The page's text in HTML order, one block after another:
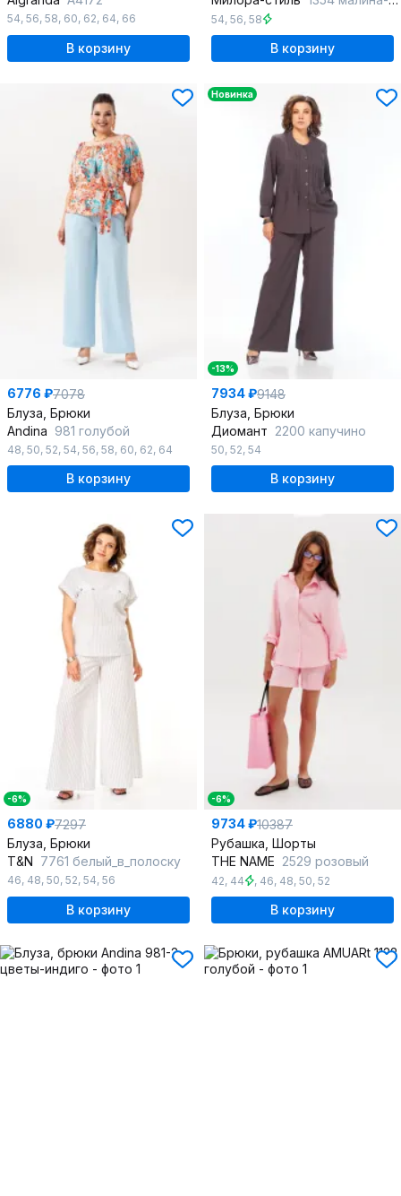
54, 56, 58, 60, 62, 64, 66
В корзину
54, 56, 58
В корзину
6776 ₽7078
Блуза, Брюки
Andina 981 голубой
48, 50, 52, 54, 56, 58, 60, 62, 64
В корзину
Новинка
-13%
7934 ₽9148
Блуза, Брюки
Диомант 2200 капучино
50, 52, 54
В корзину
-6%
6880 ₽7297
Блуза, Брюки
T&N 7761 белый_в_полоску
46, 48, 50, 52, 54, 56
В корзину
-6%
9734 ₽10387
Рубашка, Шорты
THE NAME 2529 розовый
42, 44 , 46, 48, 50, 52
В корзину